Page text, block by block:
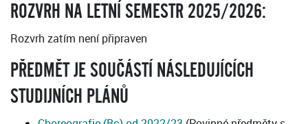
ROZVRH NA LETNÍ SEMESTR 2025/2026:
Rozvrh zatím není připraven
PŘEDMĚT JE SOUČÁSTÍ NÁSLEDUJÍCÍCH
STUDIJNÍCH PLÁNŮ